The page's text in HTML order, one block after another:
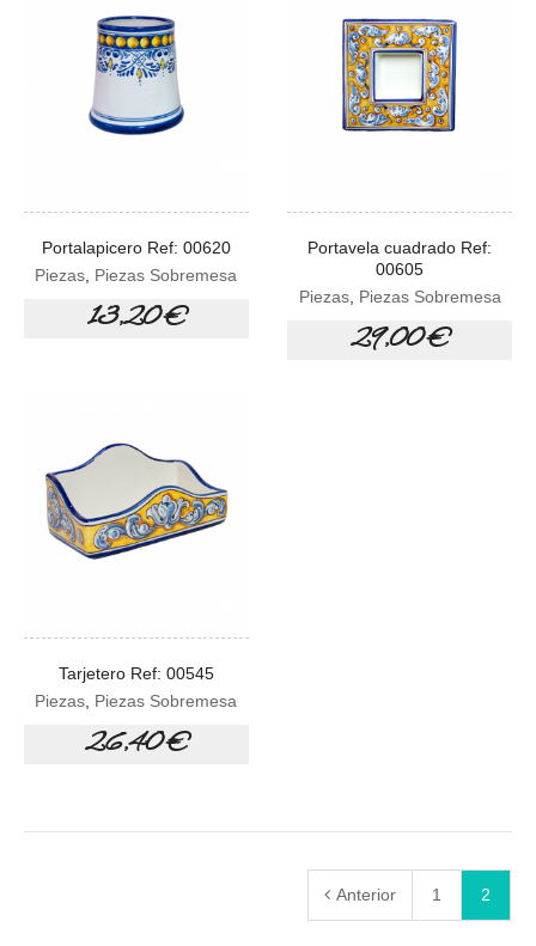
Portalapicero Ref: 00620
Piezas Piezas Sobremesa
13,20 €
Portavela cuadrado Ref:
00605
Piezas, Piezas Sobremesa
29,00 €
Tarjetero Ref: 00545
Piezas Piezas Sobremesa
26,40 €
Anterior 1 2